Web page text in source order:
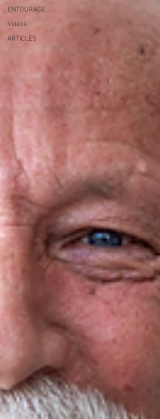
ENTOURAGE
Vidéos
ARTICLES